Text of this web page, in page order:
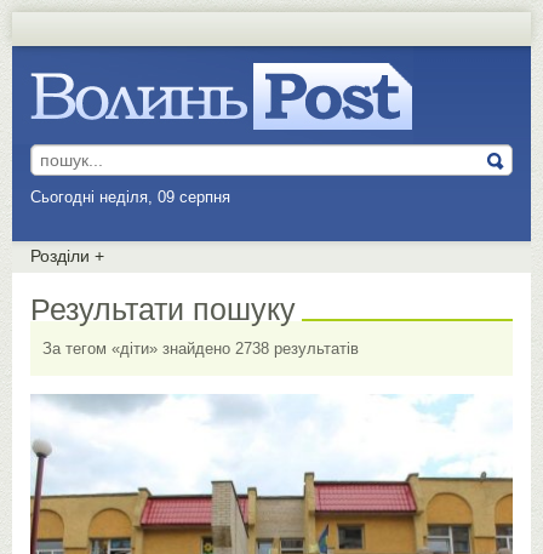
Сьогодні неділя, 09 серпня
Розділи +
Результати пошуку
За тегом «діти» знайдено 2738 результатів